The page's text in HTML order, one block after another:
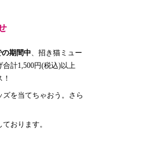
の期間中、招き猫ミュー
計1,500円(税込)以上
を当てちゃおう。さら
おります。